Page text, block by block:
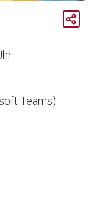
Teams)